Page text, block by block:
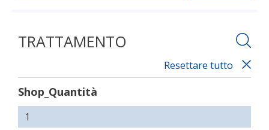
TRATTAMENTO
Resettare tutto
Shop_Quantità